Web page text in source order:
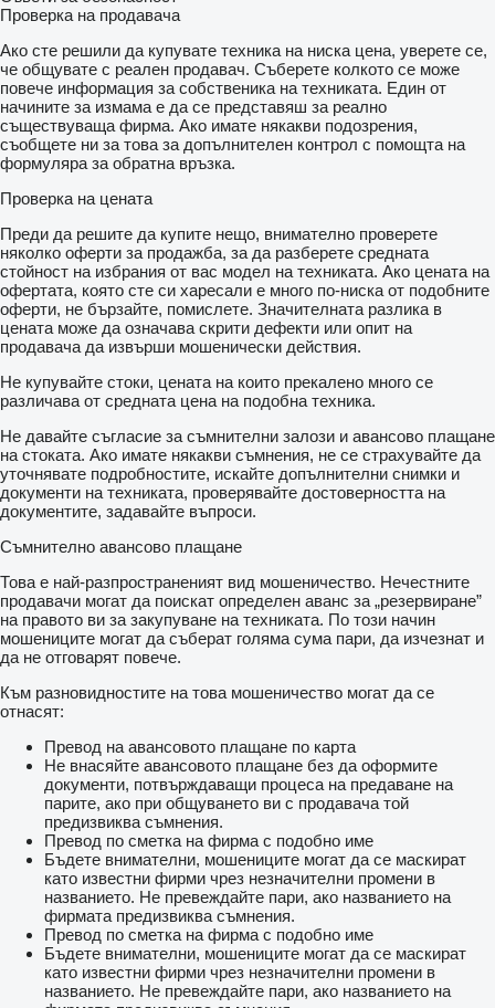
Проверка на продавача
Ако сте решили да купувате техника на ниска цена, уверете се,
че общувате с реален продавач. Съберете колкото се може
повече информация за собственика на техниката. Един от
начините за измама е да се представяш за реално
съществуваща фирма. Ако имате някакви подозрения,
съобщете ни за това за допълнителен контрол с помощта на
формуляра за обратна връзка.
Проверка на цената
Преди да решите да купите нещо, внимателно проверете
няколко оферти за продажба, за да разберете средната
стойност на избрания от вас модел на техниката. Ако цената на
офертата, която сте си харесали е много по-ниска от подобните
оферти, не бързайте, помислете. Значителната разлика в
цената може да означава скрити дефекти или опит на
продавача да извърши мошенически действия.
Не купувайте стоки, цената на които прекалено много се
различава от средната цена на подобна техника.
Не давайте съгласие за съмнителни залози и авансово плащане
на стоката. Ако имате някакви съмнения, не се страхувайте да
уточнявате подробностите, искайте допълнителни снимки и
документи на техниката, проверявайте достоверността на
документите, задавайте въпроси.
Съмнително авансово плащане
Това е най-разпространеният вид мошеничество. Нечестните
продавачи могат да поискат определен аванс за „резервиране”
на правото ви за закупуване на техниката. По този начин
мошениците могат да съберат голяма сума пари, да изчезнат и
да не отговарят повече.
Към разновидностите на това мошеничество могат да се
отнасят:
Превод на авансовото плащане по карта
Не внасяйте авансовото плащане без да оформите
документи, потвърждаващи процеса на предаване на
парите, ако при общуването ви с продавача той
предизвиква съмнения.
Превод по сметка на фирма с подобно име
Бъдете внимателни, мошениците могат да се маскират
като известни фирми чрез незначителни промени в
названието. Не превеждайте пари, ако названието на
фирмата предизвиква съмнения.
Превод по сметка на фирма с подобно име
Бъдете внимателни, мошениците могат да се маскират
като известни фирми чрез незначителни промени в
названието. Не превеждайте пари, ако названието на